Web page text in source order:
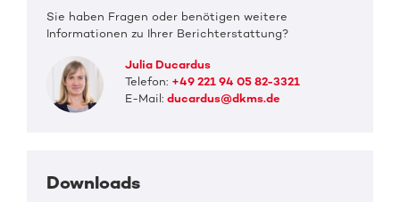
Sie haben Fragen oder benötigen weitere
Informationen zu Ihrer Berichterstattung?
Julia Ducardus
Telefon: +49 221 94 05 82-3321
E-Mail:ducardus@dkms.de
Downloads